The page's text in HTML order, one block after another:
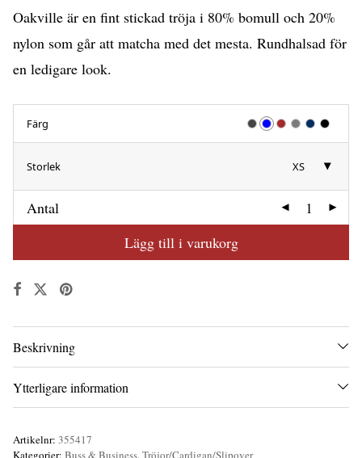
Oakville är en fint stickad tröja i 80% bomull och 20%
nylon som går att matcha med det mesta. Rundhalsad för
en ledigare look.
Färg
Storlek XS
Antal
Lägg till i varukorg
Beskrivning
Ytterligare information
Artikelnr: 355417
Kategorier: Buss & Business,Tröjor/Cardigan/Slipover